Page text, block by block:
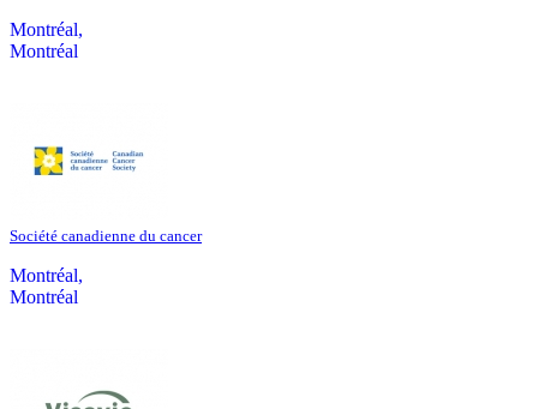
Montréal,
Montréal
Société canadienne du cancer
Montréal,
Montréal